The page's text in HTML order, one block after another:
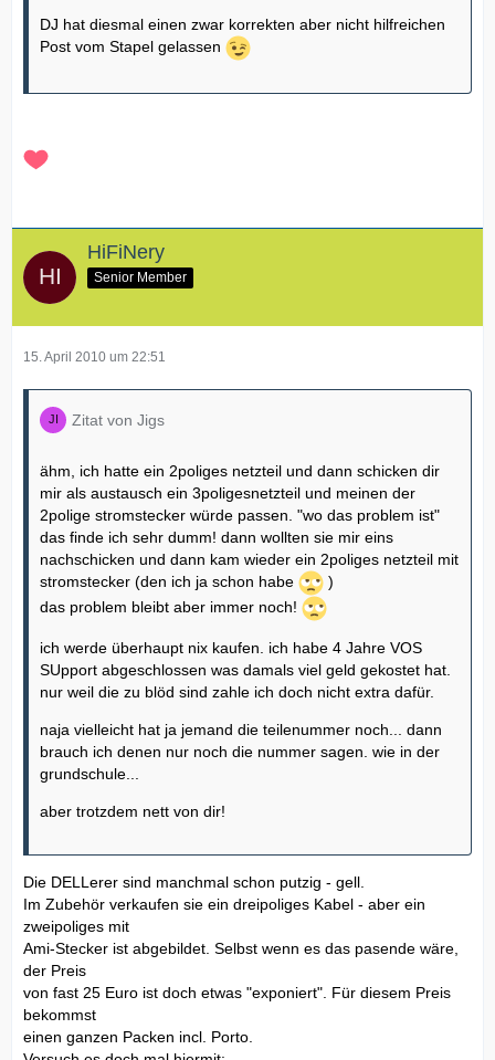
DJ hat diesmal einen zwar korrekten aber nicht hilfreichen
Post vom Stapel gelassen
HiFiNery
Senior Member
15. April 2010 um 22:51
Zitat von Jigs
ähm, ich hatte ein 2poliges netzteil und dann schicken dir
mir als austausch ein 3poligesnetzteil und meinen der
2polige stromstecker würde passen. "wo das problem ist"
das finde ich sehr dumm! dann wollten sie mir eins
nachschicken und dann kam wieder ein 2poliges netzteil mit
stromstecker (den ich ja schon habe
)
das problem bleibt aber immer noch!
ich werde überhaupt nix kaufen. ich habe 4 Jahre VOS
SUpport abgeschlossen was damals viel geld gekostet hat.
nur weil die zu blöd sind zahle ich doch nicht extra dafür.
naja vielleicht hat ja jemand die teilenummer noch... dann
brauch ich denen nur noch die nummer sagen. wie in der
grundschule...
aber trotzdem nett von dir!
Die DELLerer sind manchmal schon putzig - gell.
Im Zubehör verkaufen sie ein dreipoliges Kabel - aber ein
zweipoliges mit
Ami-Stecker ist abgebildet. Selbst wenn es das pasende wäre,
der Preis
von fast 25 Euro ist doch etwas "exponiert". Für diesem Preis
bekommst
einen ganzen Packen incl. Porto.